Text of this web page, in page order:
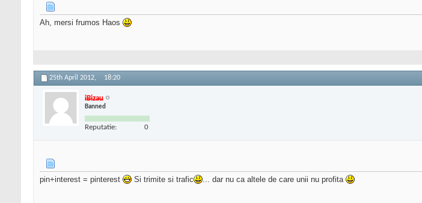
Ah, mersi frumos Haos
25th April 2012, 18:20
iBizau
Banned
Reputatie: 0
pin+interest = pinterest Si trimite si trafic ... dar nu ca altele de care unii nu profita